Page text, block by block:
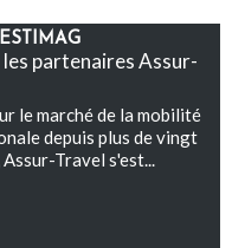
partenaires Assur-
le marché de la mobilité
depuis plus de vingt
Assur-Travel s'est...